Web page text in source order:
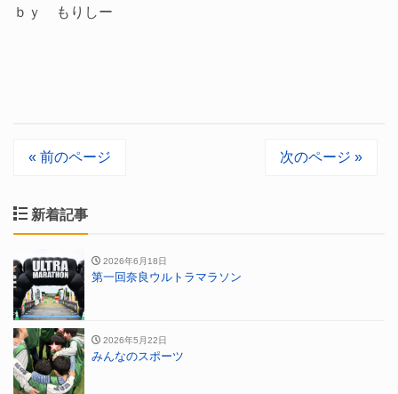
ｂｙ もりしー
« 前のページ 次のページ »
新着記事
2026年6月18日
第一回奈良ウルトラマラソン
2026年5月22日
みんなのスポーツ